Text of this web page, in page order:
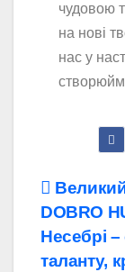
чудовою
на нові
нас у
DOBRO
Несебрі –
таланту,